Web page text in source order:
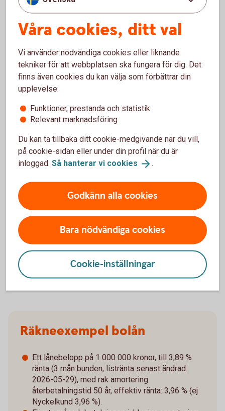
Från tentor till räntor
bostad? Grattis!
Vi har skapat ett enkelt och tryggt bolåneerbjudande
Läs mer om BolånUng
Räkneexempel bolån
Ett lånebelopp på 1 000 000 kronor, till 3,89 %
ränta (3 mån bunden, listränta senast ändrad
2026-05-29), med rak amortering
återbetalningstid 50 år, effektiv ränta: 3,96 % (ej
Nyckelkund 3,96 %).
Våra cookies, ditt val
Vi använder nödvändiga cookies eller liknande
tekniker för att webbplatsen ska fungera för dig. Det
finns även cookies du kan välja som förbättrar din
upplevelse:
Funktioner, prestanda och statistik
Relevant marknadsföring
Du kan ta tillbaka ditt cookie-medgivande när du vill,
på cookie-sidan eller under din profil när du är
inloggad. Så hanterar vi cookies .
Godkänn alla cookies
Bara nödvändiga cookies
Cookie-inställningar